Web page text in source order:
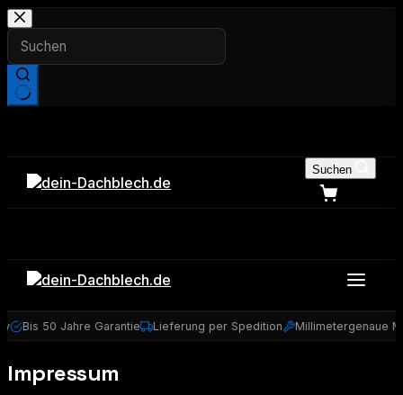
Zum
Inhalt
springen
Suchen
Bis 50 Jahre Garantie Lieferung per Spedition Millimetergenaue
Impressum